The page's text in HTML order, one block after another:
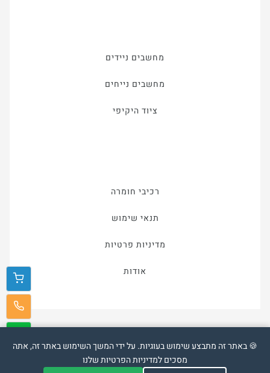
מחשבים ניידים
מחשבים נייחים
ציוד היקיפי
רכיבי חומרה
תנאי שימוש
מדיניות פרטיות
אודות
🍪 באתר זה מתבצע שימוש בעוגיות. על ידי המשך השימוש באתר זה, אתה
מסכים למדיניות הפרטיות שלנו